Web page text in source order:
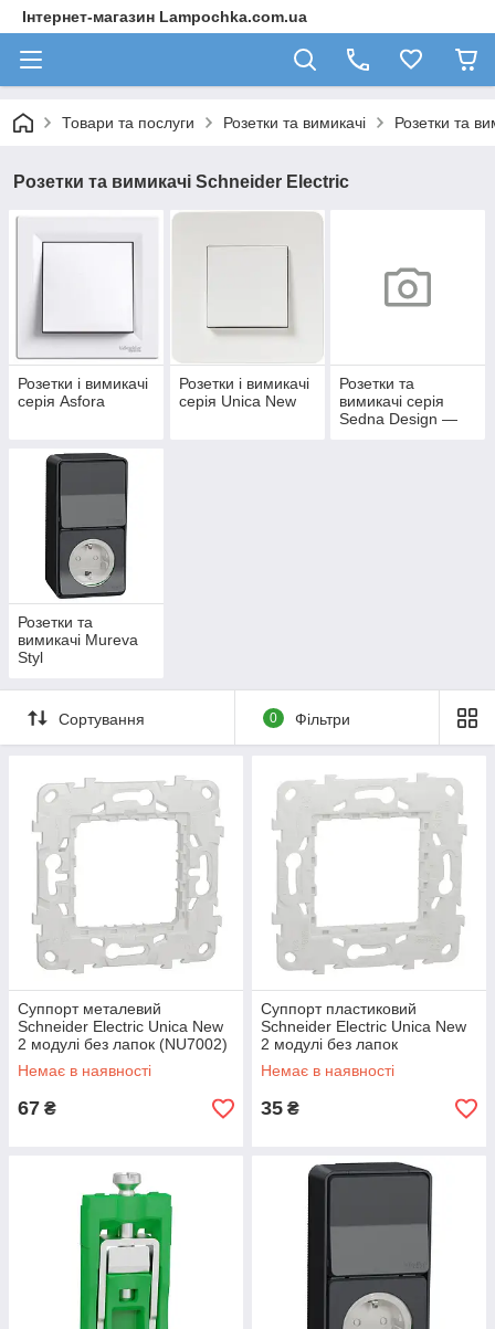
Інтернет-магазин Lampochka.com.ua
Товари та послуги Розетки та вимикачі Розетки та
Розетки та вимикачі Schneider Electric
Розетки і вимикачі
серія Asfora
Розетки і вимикачі
серія Unica New
Розетки та
вимикачі серія
Sedna Design —
Розетки та
вимикачі Mureva
Styl
Сортування 0 Фільтри
Суппорт металевий
Schneider Electric Unica New
2 модулі без лапок (NU7002)
Немає в наявності
67 ₴
Суппорт пластиковий
Schneider Electric Unica New
2 модулі без лапок
(NU7002P)
Немає в наявності
35 ₴